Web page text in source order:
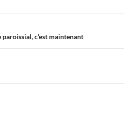
c’est maintenant